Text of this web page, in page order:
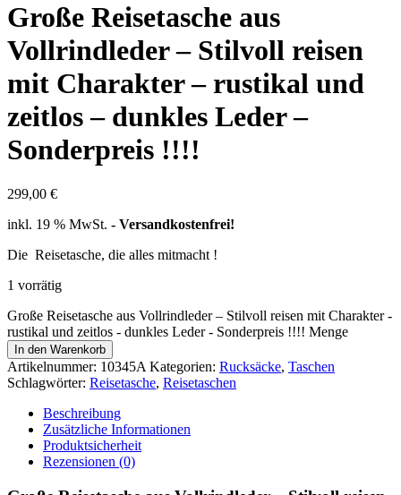
Große Reisetasche aus
Vollrindleder – Stilvoll reisen
mit Charakter – rustikal und
zeitlos – dunkles Leder –
Sonderpreis !!!!
299,00 €
inkl. 19 % MwSt. - Versandkostenfrei!
Die Reisetasche, die alles mitmacht !
1 vorrätig
Große Reisetasche aus Vollrindleder – Stilvoll reisen mit Charakter -
rustikal und zeitlos - dunkles Leder - Sonderpreis !!!! Menge
In den Warenkorb
Artikelnummer: 10345A Kategorien: Rucksäcke, Taschen
Schlagwörter: Reisetasche, Reisetaschen
Beschreibung
Zusätzliche Informationen
Produktsicherheit
Rezensionen (0)